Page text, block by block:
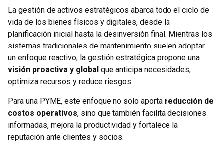
La gestión de activos estratégicos abarca todo el ciclo de
vida de los bienes físicos y digitales, desde la
planificación inicial hasta la desinversión final. Mientras los
sistemas tradicionales de mantenimiento suelen adoptar
un enfoque reactivo, la gestión estratégica propone una
visión proactiva y global que anticipa necesidades,
optimiza recursos y reduce riesgos.
Para una PYME, este enfoque no solo aporta reducción de
costos operativos, sino que también facilita decisiones
informadas, mejora la productividad y fortalece la
reputación ante clientes y socios.